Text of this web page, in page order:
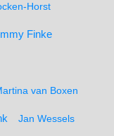
Horst
Finke
van Boxen
Jan Wessels